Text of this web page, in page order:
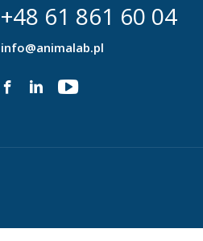
+48 61 861 60 04
info@animalab.pl